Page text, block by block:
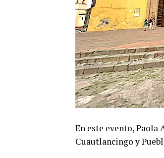
En este evento, Paola
Cuautlancingo y